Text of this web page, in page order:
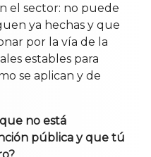
el sector: no puede
ya hechas y que
por la vía de la
estables para
se aplican y de
no está
pública y que tú